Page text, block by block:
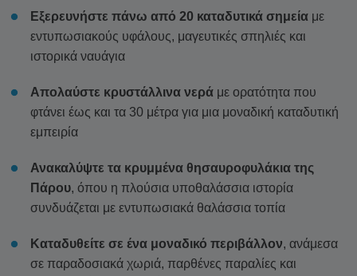
Εξερευνήστε πάνω από 20 καταδυτικά σημεία με
εντυπωσιακούς υφάλους, μαγευτικές σπηλιές και
ιστορικά ναυάγια
Απολαύστε κρυστάλλινα νερά με ορατότητα που
φτάνει έως και τα 30 μέτρα για μια μοναδική καταδυτική
εμπειρία
Ανακαλύψτε τα κρυμμένα θησαυροφυλάκια της
Πάρου, όπου η πλούσια υποθαλάσσια ιστορία
συνδυάζεται με εντυπωσιακά θαλάσσια τοπία
Καταδυθείτε σε ένα μοναδικό περιβάλλον, ανάμεσα
σε παραδοσιακά χωριά, παρθένες παραλίες και